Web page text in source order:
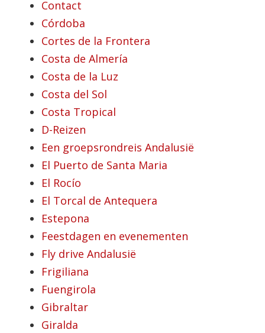
Contact
Córdoba
Cortes de la Frontera
Costa de Almería
Costa de la Luz
Costa del Sol
Costa Tropical
D-Reizen
Een groepsrondreis Andalusië
El Puerto de Santa Maria
El Rocío
El Torcal de Antequera
Estepona
Feestdagen en evenementen
Fly drive Andalusië
Frigiliana
Fuengirola
Gibraltar
Giralda